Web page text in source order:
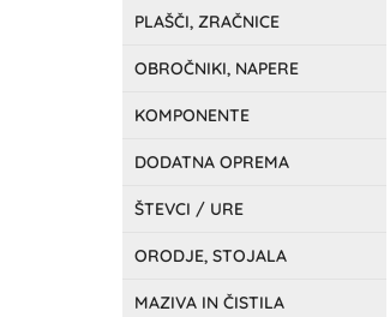
PLAŠČI, ZRAČNICE
OBROČNIKI, NAPERE
KOMPONENTE
DODATNA OPREMA
ŠTEVCI / URE
ORODJE, STOJALA
MAZIVA IN ČISTILA